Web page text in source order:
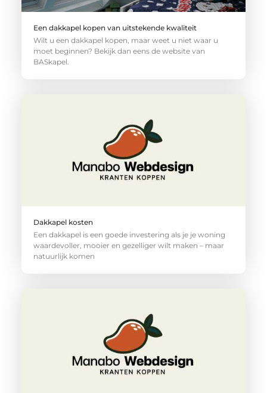
Een dakkapel kopen van uitstekende kwaliteit
Wilt u een dakkapel kopen, maar weet u niet waar u
moet beginnen? Bekijk dan eens de website van
BASkapel.
Dakkapel kosten
Een dakkapel is een goede investering als je je woning
waardevoller, mooier en gezelliger wilt maken – maar
natuurlijk komen